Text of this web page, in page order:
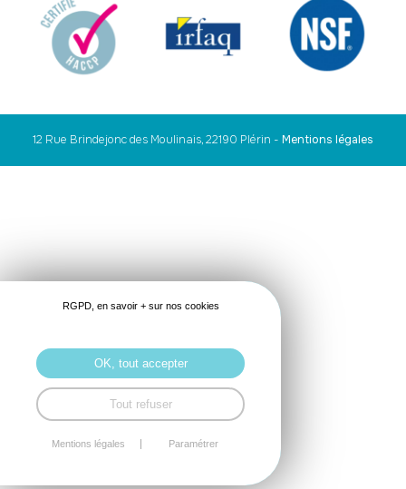
12 Rue Brindejonc des Moulinais, 22190 Plérin - Mentions légales
RGPD, en savoir + sur nos cookies
OK, tout accepter
Tout refuser
Mentions légales Paramétrer